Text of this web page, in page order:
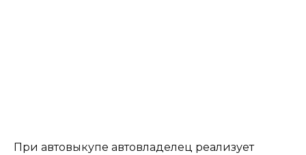
При автовыкупе автовладелец реализует